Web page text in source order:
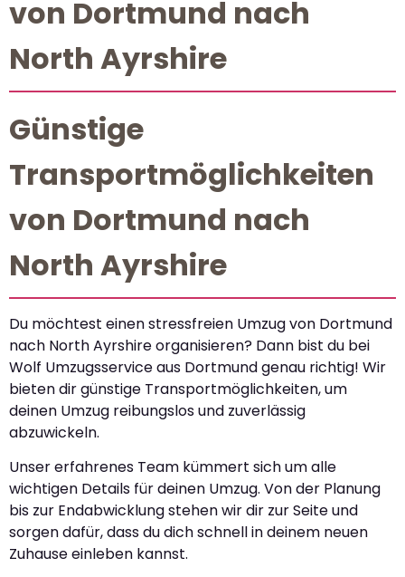
von Dortmund nach
North Ayrshire
Günstige
Transportmöglichkeiten
von Dortmund nach
North Ayrshire
Du möchtest einen stressfreien Umzug von Dortmund
nach North Ayrshire organisieren? Dann bist du bei
Wolf Umzugsservice aus Dortmund genau richtig! Wir
bieten dir günstige Transportmöglichkeiten, um
deinen Umzug reibungslos und zuverlässig
abzuwickeln.
Unser erfahrenes Team kümmert sich um alle
wichtigen Details für deinen Umzug. Von der Planung
bis zur Endabwicklung stehen wir dir zur Seite und
sorgen dafür, dass du dich schnell in deinem neuen
Zuhause einleben kannst.